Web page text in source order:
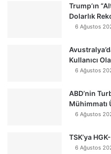
Trump’ın
Dolarlık
6 Ağustos
Kullanıcı
6 Ağustos
ABD’nin
Mühimmatı
6 Ağustos
TSK’ya
6 Ağustos